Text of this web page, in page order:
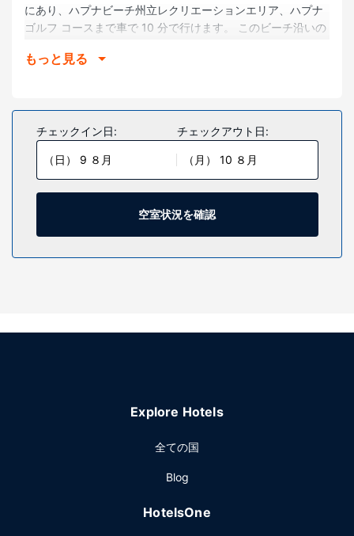
にあり、ハプナビーチ州立レクリエーションエリア、ハプナ
ゴルフ コースまで車で 10 分で行けます。 このビーチ沿いの
ゾート ゴルフ コースまで 13.3 km です。
全部で 249 室ある冷房完備の客室には液晶テレビが備わって
おり、ゆったりおくつろぎいただけます。ピロートップのベ
ッドに、高級寝具が付いています。各客室には、専用のバル
コニーがあります。WiFi (無料)をお使いいただけるほか、ケ
ーブルの番組をご覧いただけます。個別の浴槽とシャワーの
ある専用バスルームには、バスアメニティ (無料)、ビデが備
施設
マッサージ、ボディ トリートメントを受けられるスパで贅沢
料)、コンシェルジュ サービス、ギフトショップ / ニュースス
に併設されている 3 か所のレストランのうちの 1 つです。24
が空いたときは、コーヒーショップ / カフェで軽食を楽しむ
上がり、喉の渇きを癒してください。朝食ビュッフェを毎日
もっと見る
チェックイン日:
（日） 9 ８月
チェックアウト日:
（月） 10 ８月
空室状況を確認
Explore Hotels
全ての国
Blog
HotelsOne